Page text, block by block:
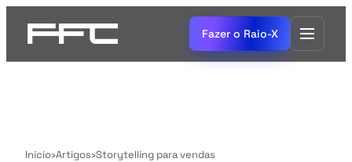
Fazer o Raio-X
Início›Artigos›Storytelling para vendas